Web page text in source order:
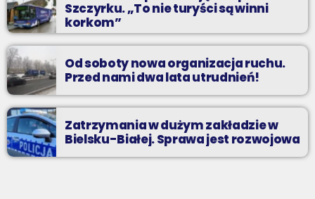
Szczyrku. „To nie turyści są winni
korkom”
Od soboty nowa organizacja ruchu.
Przed nami dwa lata utrudnień!
Zatrzymania w dużym zakładzie w
Bielsku-Białej. Sprawa jest rozwojowa